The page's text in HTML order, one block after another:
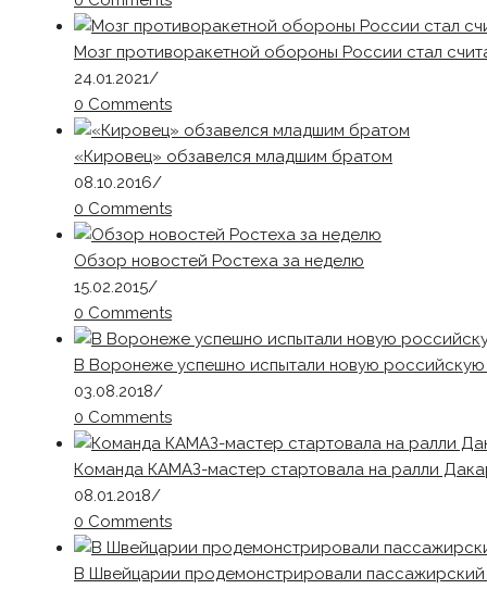
Мозг противоракетной обороны России стал
24.01.2021/
0 Comments
«Кировец» обзавелся младшим братом
08.10.2016/
0 Comments
Обзор новостей Ростеха за неделю
15.02.2015/
0 Comments
В Воронеже успешно испытали новую российскую
03.08.2018/
0 Comments
Команда КАМАЗ-мастер стартовала на ралли
08.01.2018/
0 Comments
В Швейцарии продемонстрировали